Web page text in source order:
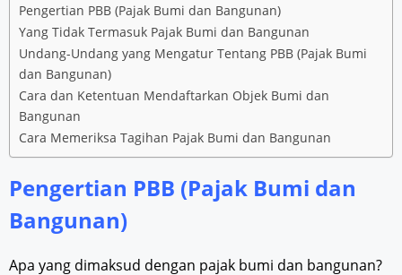
Pengertian PBB (Pajak Bumi dan Bangunan)
Yang Tidak Termasuk Pajak Bumi dan Bangunan
Undang-Undang yang Mengatur Tentang PBB (Pajak Bumi
dan Bangunan)
Cara dan Ketentuan Mendaftarkan Objek Bumi dan
Bangunan
Cara Memeriksa Tagihan Pajak Bumi dan Bangunan
Pengertian PBB (Pajak Bumi dan
Bangunan)
Apa yang dimaksud dengan pajak bumi dan bangunan?